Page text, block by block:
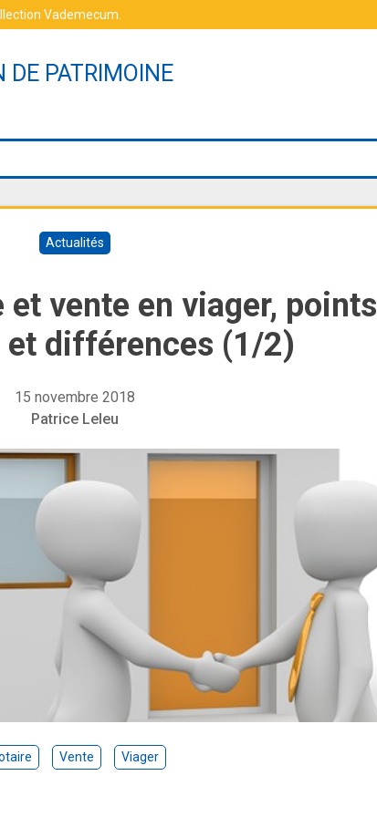
Vademecum
DE PATRIMOINE
Actualités
vente en viager, points
différences (1/2)
15 novembre 2018
Patrice Leleu
Vente Viager